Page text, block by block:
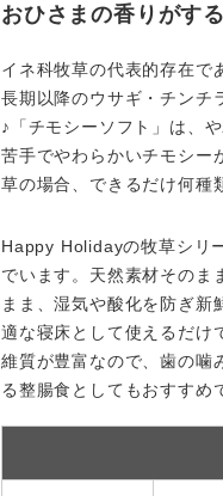
おひさまの香りがす
イネ科牧草の代表的存在で
長期以降のウサギ・チンチ
♪「チモシーソフト」は、
苦手でやわらかいチモシー
草の場合、できるだけ何種
Happy Holidayの牧草シリ
でいます。天然素材そのま
まま、湿気や酸化を防ぎ新
適な寝床として使えるだけ
維質が豊富なので、歯の噛
る整腸食としてもおすすめ